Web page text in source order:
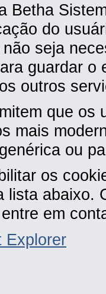
Betha
do
seja
guardar
outros
que os
mais
ou
os
lista abaixo.
em
Explorer